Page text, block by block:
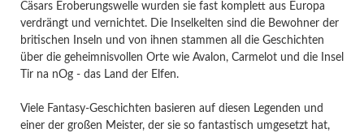
Cäsars Eroberungswelle wurden sie fast komplett aus Europa
verdrängt und vernichtet. Die Inselkelten sind die Bewohner der
britischen Inseln und von ihnen stammen all die Geschichten
über die geheimnisvollen Orte wie Avalon, Carmelot und die Insel
Tir na nOg - das Land der Elfen.
Viele Fantasy-Geschichten basieren auf diesen Legenden und
einer der großen Meister, der sie so fantastisch umgesetzt hat,